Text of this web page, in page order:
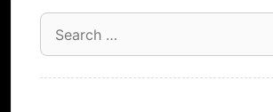
Search
for: